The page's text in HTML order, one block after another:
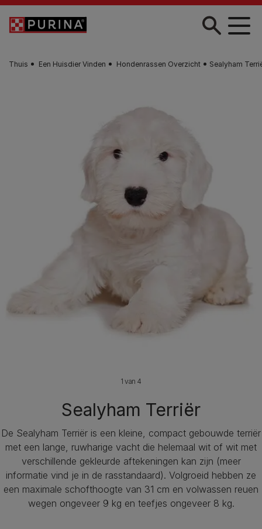
Skip to main content
Thuis Een Huisdier Vinden Hondenrassen Overzicht Sealyham
Sealyham Terriër
De Sealyham Terriër is een kleine, compact gebouwde terriër
met een lange, ruwharige vacht die helemaal wit of wit met
verschillende gekleurde aftekeningen kan zijn (meer
informatie vind je in de rasstandaard). Volgroeid hebben ze
een maximale schofthoogte van 31 cm en volwassen reuen
wegen ongeveer 9 kg en teefjes ongeveer 8 kg.
1 van 4